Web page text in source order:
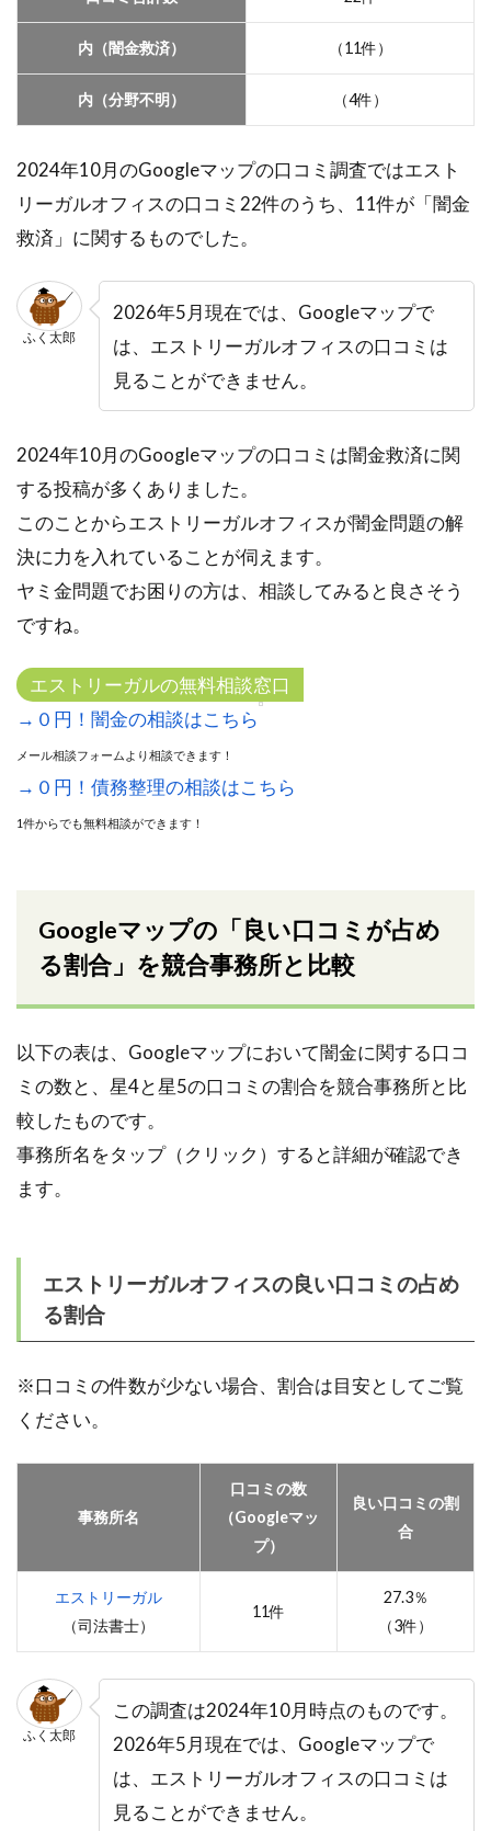
内（闇金救済） （11件）
内（分野不明） （4件）
2024年10月のGoogleマップの口コミ調査ではエスト
リーガルオフィスの口コミ22件のうち、11件が「闇金
救済」に関するものでした。
ふく太郎
2026年5月現在では、Googleマップで
は、エストリーガルオフィスの口コミは
見ることができません。
2024年10月のGoogleマップの口コミは闇金救済に関
する投稿が多くありました。
このことからエストリーガルオフィスが闇金問題の解
決に力を入れていることが伺えます。
ヤミ金問題でお困りの方は、相談してみると良さそう
ですね。
エストリーガルの無料相談窓口
→０円！闇金の相談はこちら
メール相談フォームより相談できます！
→０円！債務整理の相談はこちら
1件からでも無料相談ができます！
Googleマップの「良い口コミが占め
る割合」を競合事務所と比較
以下の表は、Googleマップにおいて闇金に関する口コ
ミの数と、星4と星5の口コミの割合を競合事務所と比
較したものです。
事務所名をタップ（クリック）すると詳細が確認でき
ます。
エストリーガルオフィスの良い口コミの占め
る割合
※口コミの件数が少ない場合、割合は目安としてご覧
ください。
事務所名
口コミの数
（Googleマッ
プ）
良い口コミの割
合
エストリーガル
（司法書士）
11件
27.3％
（3件）
ふく太郎
この調査は2024年10月時点のものです。
2026年5月現在では、Googleマップで
は、エストリーガルオフィスの口コミは
見ることができません。